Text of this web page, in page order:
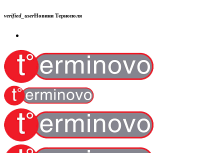
verified_userНовини Тернополя